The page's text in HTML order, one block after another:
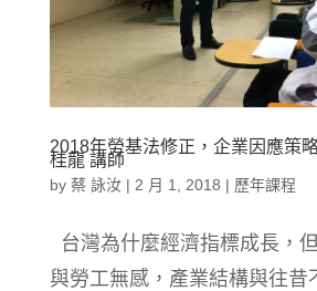
2018年勞基法修正，企業因應策
桂龍 講師
by 蔡 詠汝| 2 月 1, 2018 | 歷年課程
台灣為什麼經濟指標成長，
與勞工無感，產業結構與往昔